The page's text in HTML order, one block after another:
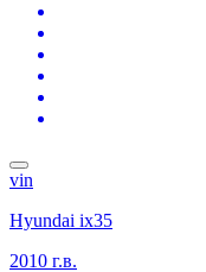
vin
Hyundai ix35
2010 г.в.